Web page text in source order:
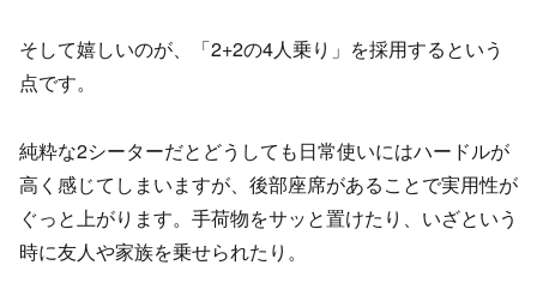
そして嬉しいのが、「2+2の4人乗り」を採用するという
点です。
純粋な2シーターだとどうしても日常使いにはハードルが
高く感じてしまいますが、後部座席があることで実用性が
ぐっと上がります。手荷物をサッと置けたり、いざという
時に友人や家族を乗せられたり。